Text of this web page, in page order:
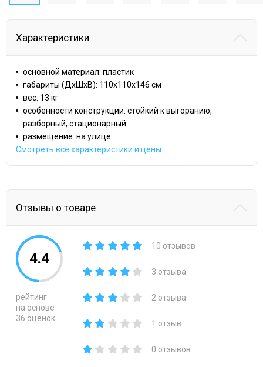
Характеристики
основной материал: пластик
габариты (ДхШхВ): 110x110x146 cм
вес: 13 кг
особенности конструкции: стойкий к выгоранию,
разборный, стационарный
размещение: на улице
Смотреть все характеристики и цены
Отзывы о товаре
4.4
рейтинг
на основе
36 оценок
10 отзывов
3 отзыва
2 отзыва
1 отзыв
0 отзывов